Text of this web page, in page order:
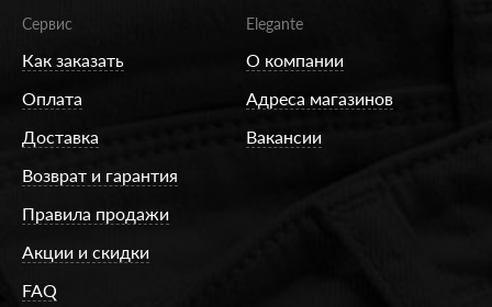
Сервис
Как заказать
Оплата
Доставка
Возврат и гарантия
Правила продажи
Акции и скидки
FAQ
Elegante
О компании
Адреса магазинов
Вакансии